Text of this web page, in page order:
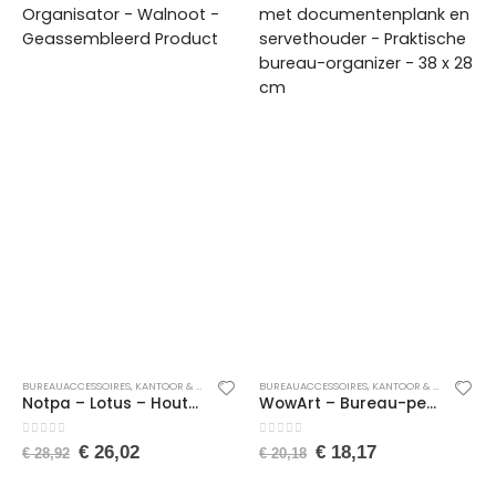
BUREAUACCESSOIRES, KANTOOR & SCHOOL PENNENBAKJES
Notpa – Lotus – Houten Lade Organisator – Hert Desktop Pennenhouder – Organisator – Walnoot – Geassembleerd Product
0 van de 5
€28,92 €26,02
BUREAUACCESSOIRES, KANTOOR & SCHOOL
WowArt – Bureau-pennenhouder – Bureau-organizer – Pennenhouder met documentenplank en servethouder – Praktische bureau-organizer – 38 x 28 cm
0 van de 5
€20,18 €18,17